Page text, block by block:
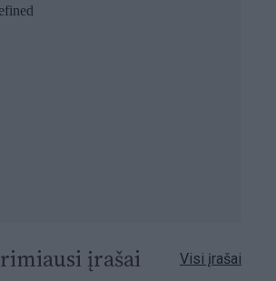
įrašai Visi įrašai